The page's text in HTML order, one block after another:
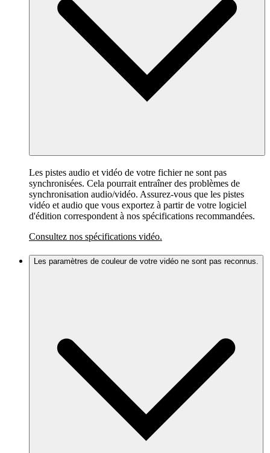
Les pistes audio et vidéo de votre fichier ne sont pas
synchronisées. Cela pourrait entraîner des problèmes de
synchronisation audio/vidéo. Assurez-vous que les pistes
vidéo et audio que vous exportez à partir de votre logiciel
d'édition correspondent à nos spécifications recommandées.
Consultez nos spécifications vidéo.
Les paramètres de couleur de votre vidéo ne sont pas reconnus.